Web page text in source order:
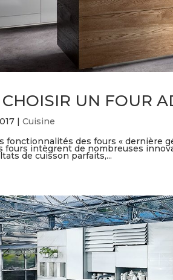
UN FOUR
|Cuisine
fonctionnalités des fours « dernière
fours intègrent de nombreuses
de cuisson parfaits,...